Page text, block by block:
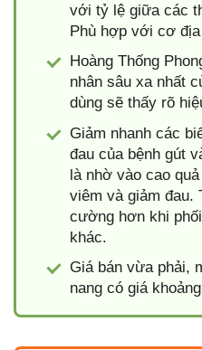
với tỷ lệ giữa các
Phù hợp với cơ
Hoàng Thống
nhân sâu xa nhất
dùng sẽ thấy rõ
Giảm nhanh các
đau của bệnh gút
là nhờ vào cao
viêm và giảm đau.
cường hơn khi
khác.
Giá bán vừa phải,
nang có giá